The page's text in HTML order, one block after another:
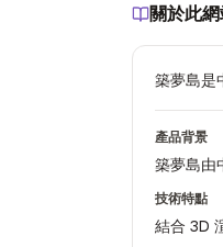
關於此
築夢島是
產品背景
築夢島由
技術特點
結合 3D